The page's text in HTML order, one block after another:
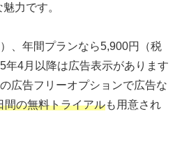
力です。
、年間プランなら5,900円（税
年4月以降は広告表示があります
広告フリーオプションで広告な
間の無料トライアルも用意され